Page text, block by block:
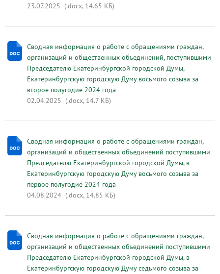
23.07.2025 (.docx, 14.65 КБ)
Сводная информация о работе с обращениями граждан,
организаций и общественных объединений, поступившими
Председателю Екатеринбургской городской Думы,
Екатеринбургскую городскую Думу восьмого созыва за
второе полугодие 2024 года
02.04.2025 (.docx, 14.7 КБ)
Сводная информация о работе с обращениями граждан,
организаций и общественных объединений поступившими
Председателю Екатеринбургской городской Думы, в
Екатеринбургскую городскую Думу восьмого созыва за
первое полугодие 2024 года
04.08.2024 (.docx, 14.85 КБ)
Сводная информация о работе с обращениями граждан,
организаций и общественных объединений поступившими
Председателю Екатеринбургской городской Думы, в
Екатеринбургскую городскую Думу седьмого созыва за